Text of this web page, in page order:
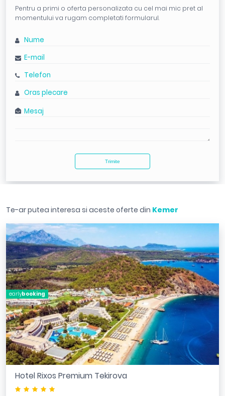
Pentru a primi o oferta personalizata cu cel mai mic pret al
momentului va rugam completati formularul.
Te-ar putea interesa si aceste oferte din Kemer
Hotel Rixos Premium Tekirova
earlybooking